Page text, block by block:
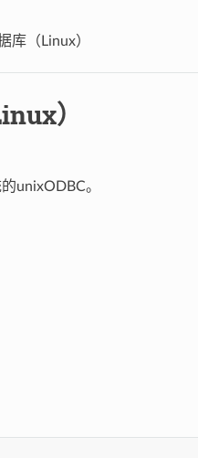
库（Linux）
）
unixODBC。